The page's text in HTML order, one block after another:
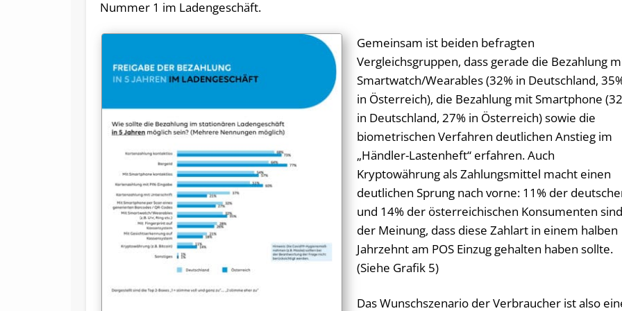
Nummer 1 im Ladengeschäft.
Gemeinsam ist beiden befragten
Vergleichsgruppen, dass gerade die Bezahlung
Smartwatch/Wearables (32% in Deutschland,
in Österreich), die Bezahlung mit Smartphone
in Deutschland, 27% in Österreich) sowie die
biometrischen Verfahren deutlichen Anstieg im
„Händler-Lastenheft“ erfahren. Auch
Kryptowährung als Zahlungsmittel macht einen
deutlichen Sprung nach vorne: 11% der
und 14% der österreichischen Konsumenten sind
der Meinung, dass diese Zahlart in einem halben
Jahrzehnt am POS Einzug gehalten haben sollte.
(Siehe Grafik 5)
Das Wunschszenario der Verbraucher ist also